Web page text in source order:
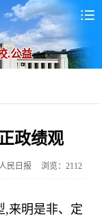
.公益
政绩观
民日报 浏览：2112
,来明是非、定